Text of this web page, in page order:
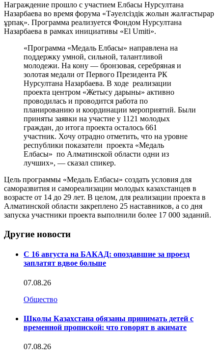
Награждение прошло с участием Елбасы Нурсултана
Назарбаева во время форума «Тәуелсіздік жолын жалғастырар
ұрпақ». Программа реализуется Фондом Нурсултана
Назарбаева в рамках инициативы «El Umiti».
«Программа «Медаль Елбасы» направлена на
поддержку умной, сильной, талантливой
молодежи. На кону — бронзовая, серебряная и
золотая медали от Первого Президента РК
Нурсултана Назарбаева. В ходе реализации
проекта центром «Жетысу дарыны» активно
проводилась и проводится работа по
планированию и координации мероприятий. Были
приняты заявки на участие у 1121 молодых
граждан, до итога проекта осталось 661
участник. Хочу отрадно отметить, что на уровне
республики показатели проекта «Медаль
Елбасы» по Алматинской области одни из
лучших», — сказал спикер.
Цель программы «Медаль Елбасы» создать условия для
саморазвития и самореализации молодых казахстанцев в
возрасте от 14 до 29 лет. В целом, для реализации проекта в
Алматинской области закреплено 25 наставников, а со дня
запуска участники проекта выполнили более 17 000 заданий.
Другие новости
С 16 августа на БАКАД: опоздавшие за проезд
заплатят вдвое больше
07.08.26
Общество
Школы Казахстана обязаны принимать детей с
временной пропиской: что говорят в акимате
07.08.26